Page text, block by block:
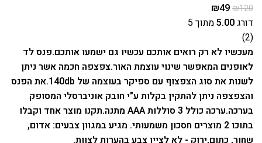
₪120
₪49
דורג5.00מתוך 5
(2)
מעכשיו לא רק רואים אותכם עכשיו גם ישמעו אותכם.פנס לד
לאופנים המאפשר שינוי עוצמת האור.צפצפה חכמה אשר ניתן
לשנות את סוג הצפצוף עם ספיקר בעוצמה של 140db.
את הפנס
והצפצפה ניתן להתקין בקלות ע"י חובק אוניברסלי המסופק
בערכה.ערכה כולל 3 סוללות AAA מתנה.
תקנו מוצר אחד וקבלו
בתוכו 2 מוצרים חסכון משמעותי.
מגיע במגוון צבעים: אדום,
שחור, כתום,ירוק - לא לציין צבע בהערות לצוות.